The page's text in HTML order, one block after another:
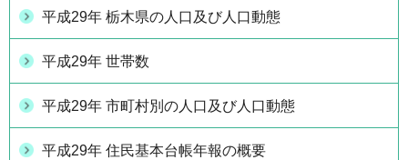
平成29年 栃木県の人口及び人口動態
平成29年 世帯数
平成29年 市町村別の人口及び人口動態
平成29年 住民基本台帳年報の概要